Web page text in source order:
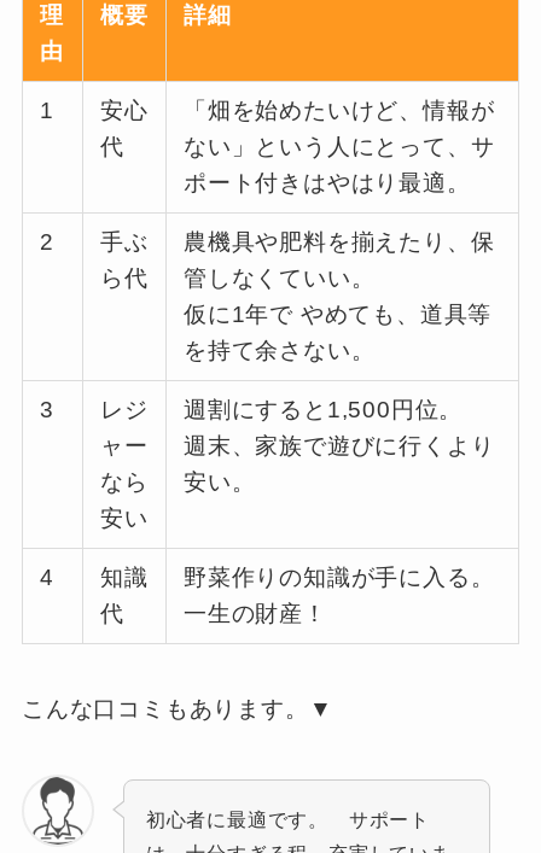
理
由
概要 詳細
1
安心
代
「畑を始めたいけど、情報が
ない」という人にとって、サ
ポート付きはやはり最適。
2
手ぶ
ら代
農機具や肥料を揃えたり、保
管しなくていい。
仮に1年で やめても、道具等
を持て余さない。
3
レジ
ャー
なら
安い
週割にすると1,500円位。
週末、家族で遊びに行くより
安い。
4
知識
代
野菜作りの知識が手に入る。
一生の財産！
こんな口コミもあります。▼
初心者に最適です。 サポート